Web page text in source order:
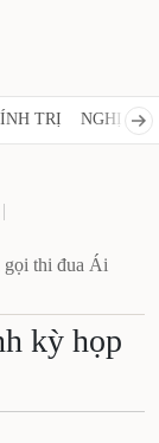
TRỊ NGHỊ
thi đua Ái
kỳ họp